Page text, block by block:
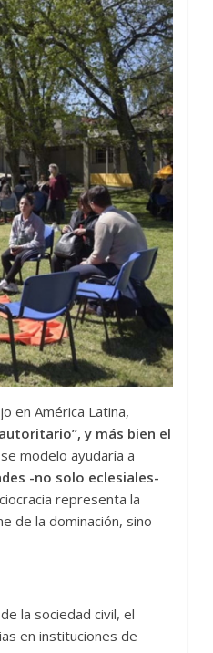
en América Latina,
y más bien el
modelo ayudaría a
-no solo eclesiales-
representa la
de la dominación, sino
la sociedad civil, el
en instituciones de